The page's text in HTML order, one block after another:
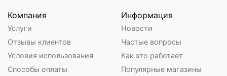
Компания
Услуги
Отзывы клиентов
Условия использования
Способы оплаты
Информация
Новости
Частые вопросы
Как это работает
Популярные магазины